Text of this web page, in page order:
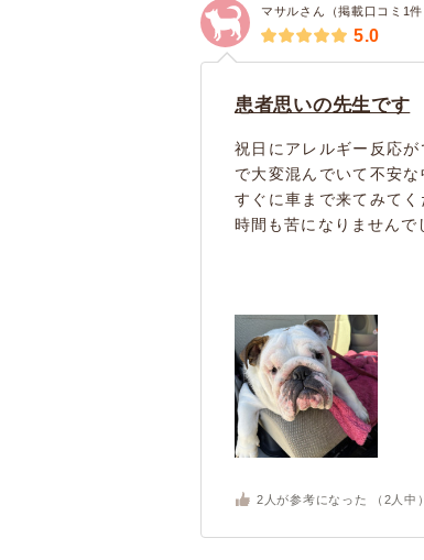
マサルさん（掲載口コミ1件
5.0
患者思いの先生です
祝日にアレルギー反応
で大変混んでいて不安
すぐに車まで来てみて
時間も苦になりませんで
2 人が参考になった （ 2 人中）